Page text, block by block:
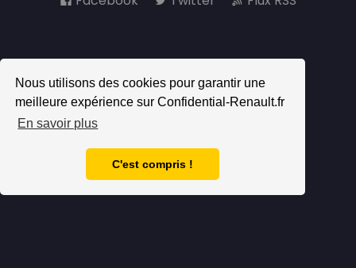
Nous utilisons des cookies pour garantir une
meilleure expérience sur Confidential-Renault.fr
En savoir plus
C'est compris !